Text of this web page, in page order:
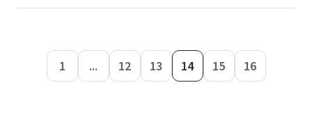
1 ... 12 13 14 15 16